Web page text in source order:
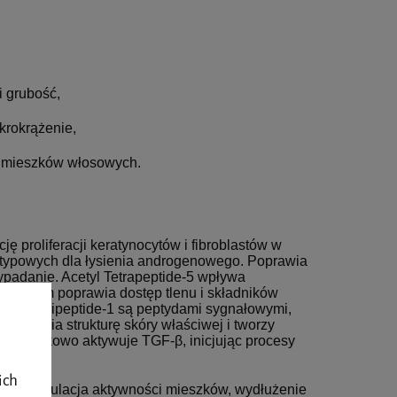
grubość,
włosowych.
proliferacji keratynocytów i fibroblastów w
dla łysienia androgenowego. Poprawia
Acetyl Tetrapeptide-5 wpływa
samym poprawia dostęp tlenu i składników
Tripeptide-1 są peptydami sygnałowymi,
strukturę skóry właściwej i tworzy
dodatkowo aktywuje TGF-β, inicjując procesy
stymulacja aktywności mieszków, wydłużenie